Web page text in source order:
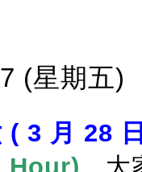
(星期五)
( 3 月 28